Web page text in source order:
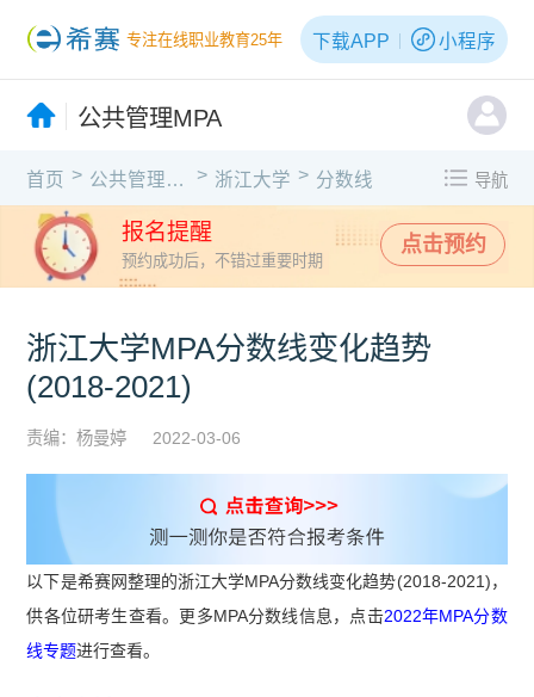
专注在线职业教育25年 下载APP 小程序
公共管理MPA
首页 > 公共管理MPA > 浙江大学 > 分数线 导航
报名提醒
预约成功后，不错过重要时期
点击预约
浙江大学MPA分数线变化趋势
(2018-2021)
责编：杨曼婷 2022-03-06
以下是希赛网整理的浙江大学MPA分数线变化趋势(2018-2021)，
供各位研考生查看。更多MPA分数线信息，点击2022年MPA分数
线专题进行查看。